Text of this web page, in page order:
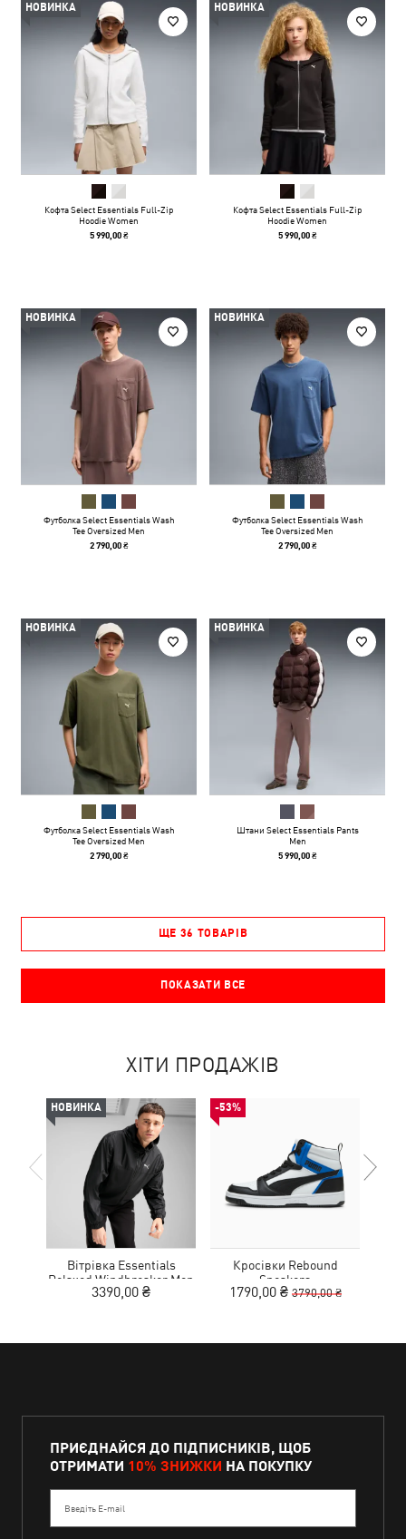
НОВИНКА
Кофта Select Essentials Full-Zip
Hoodie Women
5 990,00 ₴
НОВИНКА
Кофта Select Essentials Full-Zip
Hoodie Women
5 990,00 ₴
НОВИНКА
Футболка Select Essentials Wash
Tee Oversized Men
2 790,00 ₴
НОВИНКА
Футболка Select Essentials Wash
Tee Oversized Men
2 790,00 ₴
НОВИНКА
Футболка Select Essentials Wash
Tee Oversized Men
2 790,00 ₴
НОВИНКА
Штани Select Essentials Pants
Men
5 990,00 ₴
ЩЕ 36 ТОВАРІВ
ПОКАЗАТИ ВСЕ
ХІТИ ПРОДАЖІВ
НОВИНКА
Вітрівка Essentials
Relaxed Windbreaker Men
3390,00 ₴
-53%
Кросівки Rebound
Sneakers
1790,00 ₴ 3790,00 ₴
ПРИЄДНАЙСЯ ДО ПІДПИСНИКІВ, ЩОБ
ОТРИМАТИ 10% ЗНИЖКИ НА ПОКУПКУ
Введіть E-mail